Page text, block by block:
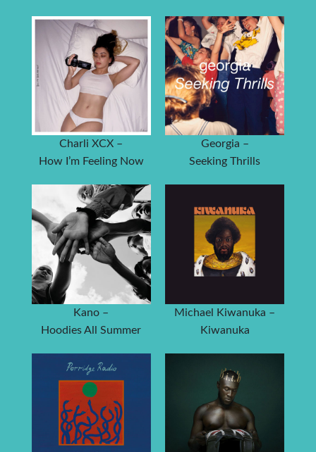
Charli XCX –
How I’m Feeling Now
Georgia –
Seeking Thrills
Kano –
Hoodies All Summer
Michael Kiwanuka –
Kiwanuka